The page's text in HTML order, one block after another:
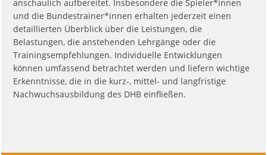
anschaulich aufbereitet. Insbesondere die Spieler*innen
und die Bundestrainer*innen erhalten jederzeit einen
detaillierten Überblick über die Leistungen, die
Belastungen, die anstehenden Lehrgänge oder die
Trainingsempfehlungen. Individuelle Entwicklungen
können umfassend betrachtet werden und liefern wichtige
Erkenntnisse, die in die kurz-, mittel- und langfristige
Nachwuchsausbildung des DHB einfließen.